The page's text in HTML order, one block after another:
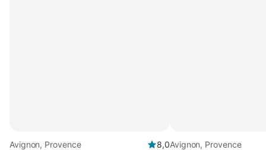
Avignon, Provence
8,0Avignon, Provence